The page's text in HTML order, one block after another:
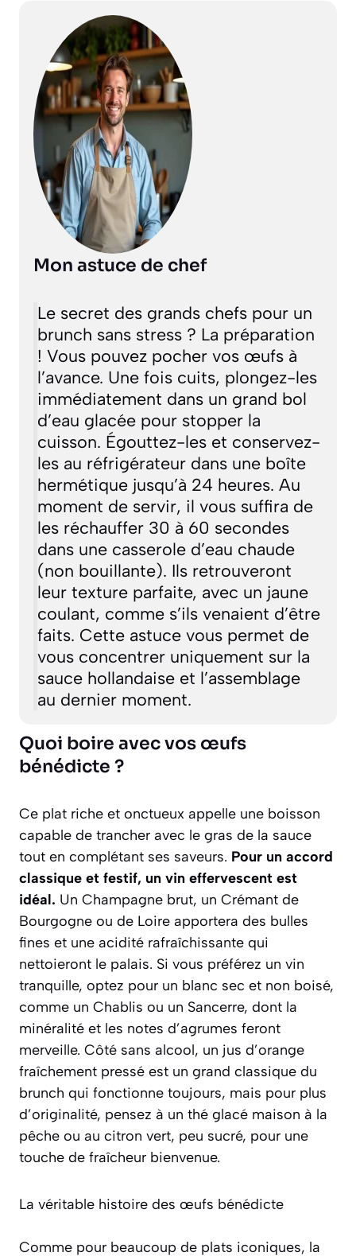
Mon astuce de chef
Le secret des grands chefs pour un
brunch sans stress ? La préparation
! Vous pouvez pocher vos œufs à
l’avance. Une fois cuits, plongez-les
immédiatement dans un grand bol
d’eau glacée pour stopper la
cuisson. Égouttez-les et conservez-
les au réfrigérateur dans une boîte
hermétique jusqu’à 24 heures. Au
moment de servir, il vous suffira de
les réchauffer 30 à 60 secondes
dans une casserole d’eau chaude
(non bouillante). Ils retrouveront
leur texture parfaite, avec un jaune
coulant, comme s’ils venaient d’être
faits. Cette astuce vous permet de
vous concentrer uniquement sur la
sauce hollandaise et l’assemblage
au dernier moment.
Quoi boire avec vos œufs
bénédicte ?
Ce plat riche et onctueux appelle une boisson
capable de trancher avec le gras de la sauce
tout en complétant ses saveurs. Pour un accord
classique et festif, un vin effervescent est
idéal. Un Champagne brut, un Crémant de
Bourgogne ou de Loire apportera des bulles
fines et une acidité rafraîchissante qui
nettoieront le palais. Si vous préférez un vin
tranquille, optez pour un blanc sec et non boisé,
comme un Chablis ou un Sancerre, dont la
minéralité et les notes d’agrumes feront
merveille. Côté sans alcool, un jus d’orange
fraîchement pressé est un grand classique du
brunch qui fonctionne toujours, mais pour plus
d’originalité, pensez à un thé glacé maison à la
pêche ou au citron vert, peu sucré, pour une
touche de fraîcheur bienvenue.
La véritable histoire des œufs bénédicte
Comme pour beaucoup de plats iconiques, la